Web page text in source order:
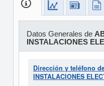
Datos Generales de
INSTALACIONES
Dirección y teléfono
INSTALACIONES